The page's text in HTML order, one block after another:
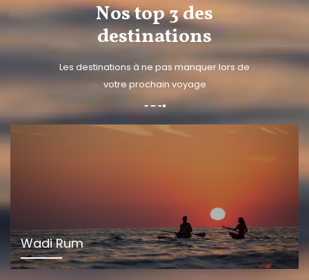
Nos top 3 des
destinations
Les destinations à ne pas manquer lors de
votre prochain voyage
Wadi Rum